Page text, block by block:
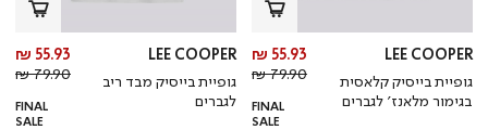
LEE COOPER
גופיית בייסיק קלאסית
בגימור מלאנז’ לגברים
מחיר
מוצר
55.93 ₪
מחיר
רגיל
79.90 ₪
FINAL
SALE
LEE COOPER
גופיית בייסיק מבד ריב
לגברים
55.93 ₪
79.90 ₪
FINAL
SALE